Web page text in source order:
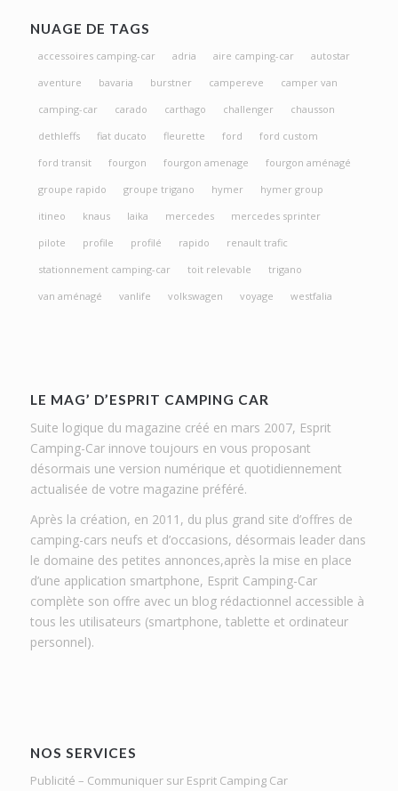
NUAGE DE TAGS
accessoires camping-car adria aire camping-car
autostar
aventure
bavaria burstner campereve
camper van
camping-car
carado carthago challenger
chausson
dethleffs
fiat ducato fleurette ford
ford custom
ford transit
fourgon fourgon amenage
fourgon aménagé
groupe rapido
groupe trigano hymer
hymer group
itineo
knaus laika mercedes
mercedes sprinter
pilote
profile profilé rapido
renault trafic
stationnement camping-car
toit relevable
trigano
van aménagé
vanlife volkswagen voyage westfalia
LE MAG’ D’ESPRIT CAMPING CAR
Suite logique du magazine créé en mars 2007, Esprit
Camping-Car innove toujours en vous proposant
désormais une version numérique et quotidiennement
actualisée de votre magazine préféré.
Après la création, en 2011, du plus grand site d’offres de
camping-cars neufs et d’occasions, désormais leader dans
le domaine des petites annonces,après la mise en place
d’une application smartphone, Esprit Camping-Car
complète son offre avec un blog rédactionnel accessible à
tous les utilisateurs (smartphone, tablette et ordinateur
personnel).
NOS SERVICES
Publicité – Communiquer sur Esprit Camping Car